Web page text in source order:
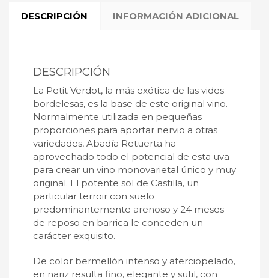
DESCRIPCIÓN INFORMACIÓN ADICIONAL
DESCRIPCIÓN
La Petit Verdot, la más exótica de las vides
bordelesas, es la base de este original vino.
Normalmente utilizada en pequeñas
proporciones para aportar nervio a otras
variedades, Abadía Retuerta ha
aprovechado todo el potencial de esta uva
para crear un vino monovarietal único y muy
original. El potente sol de Castilla, un
particular terroir con suelo
predominantemente arenoso y 24 meses
de reposo en barrica le conceden un
carácter exquisito.
De color bermellón intenso y aterciopelado,
en nariz resulta fino, elegante y sutil, con